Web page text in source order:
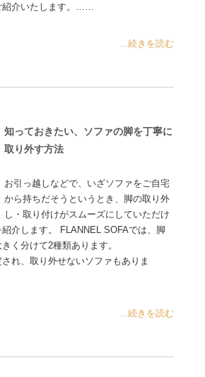
紹介いたします。……
...続きを読む
知っておきたい、ソファの脚を丁寧に
取り外す方法
お引っ越しなどで、いざソファをご自宅
から持ちだそうというとき、脚の取り外
し・取り付けがスムーズにしていただけ
介します。 FLANNEL SOFAでは、脚
く分けて2種類あります。
れ、取り外せないソファもありま
...続きを読む